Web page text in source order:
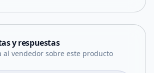
y respuestas
al vendedor sobre este producto